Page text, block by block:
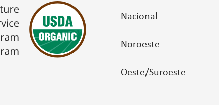
Nacional
Noroeste
Oeste/Suroeste